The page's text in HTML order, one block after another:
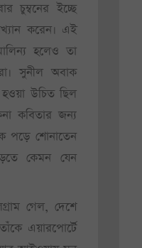
চুম্বনের ইচ্ছে
করেন। এই
হলেও তা
সুনীল অবাক
উচিত ছিল
কবিতার জন্য
পড়ে শোনাতেন
কেমন যেন
গেল, দেশে
এয়ারপোর্টে